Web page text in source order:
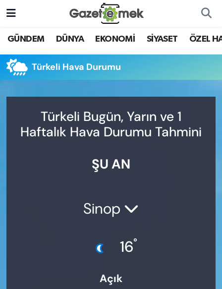
GÜNDEM DÜNYA EKONOMİ SİYASET ÖZEL
Türkeli Hava Durumu
Türkeli Bugün, Yarın ve 1
Haftalık Hava Durumu Tahmini
ŞU AN
Sinop
16°
Açık
DÜNYA
EKONOMİ
YENİ MEDYADA EMEK
GAZETECİLİĞİNİ GELİŞTİRMEK
Nöbetçi Eczaneler
Hava Durumu
Trafik Durumu
Süper Lig Puan Durumu ve Fikstür